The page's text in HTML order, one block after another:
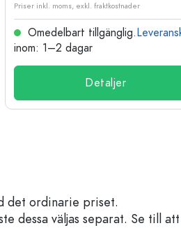
Priser inkl. moms, exkl. fraktkostnader
Omedelbart tillgänglig.
inom: 1–2 dagar
Detaljer
det ordinarie priset.
dessa väljas separat. Se till